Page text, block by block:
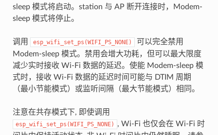
sleep 模式将启动。station 与 AP 断开连接时，Modem-
sleep 模式将停止。
调用 esp_wifi_set_ps(WIFI_PS_NONE)
可以完全禁用
Modem-sleep 模式。禁用会增大功耗，但可以最大限度
减少实时接收 Wi-Fi 数据的延迟。使能 Modem-sleep 模
式时，接收 Wi-Fi 数据的延迟时间可能与 DTIM 周期
（最小节能模式）或监听间隔（最大节能模式）相同。
注意在共存模式下, 即使调用
esp_wifi_set_ps(WIFI_PS_NONE)
, Wi-Fi 也仅会在 Wi-Fi 时